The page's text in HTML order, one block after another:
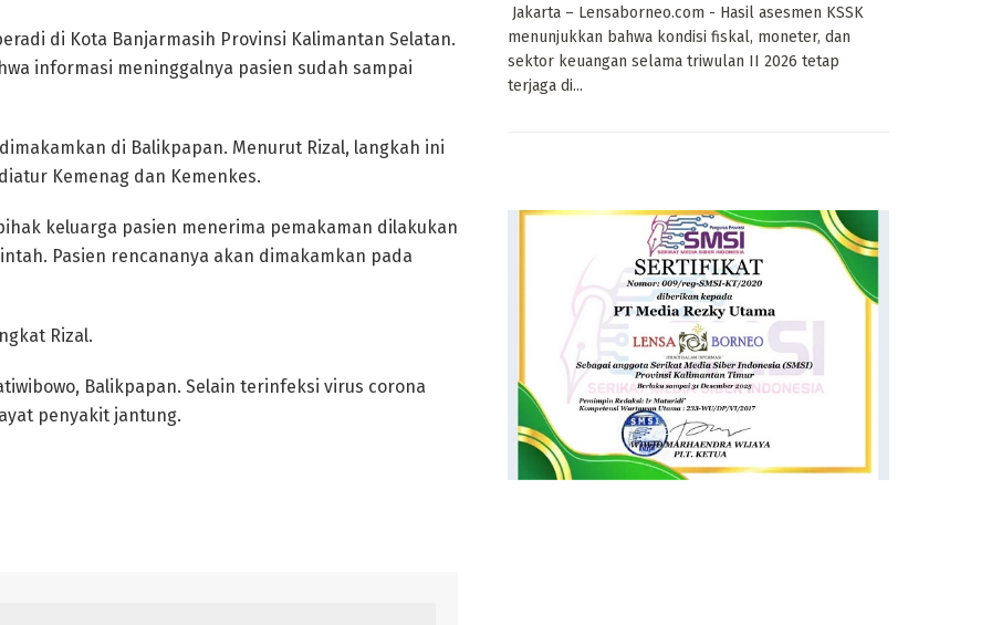
di Kota Banjarmasih Provinsi Kalimantan Selatan.
informasi meninggalnya pasien sudah sampai
di Balikpapan. Menurut Rizal, langkah ini
Kemenag dan Kemenkes.
keluarga pasien menerima pemakaman dilakukan
Pasien rencananya akan dimakamkan pada
Rizal.
Balikpapan. Selain terinfeksi virus corona
penyakit jantung.
Jakarta – Lensaborneo.com - Hasil asesmen KSSK
menunjukkan bahwa kondisi fiskal, moneter, dan
sektor keuangan selama triwulan II 2026 tetap
terjaga di...